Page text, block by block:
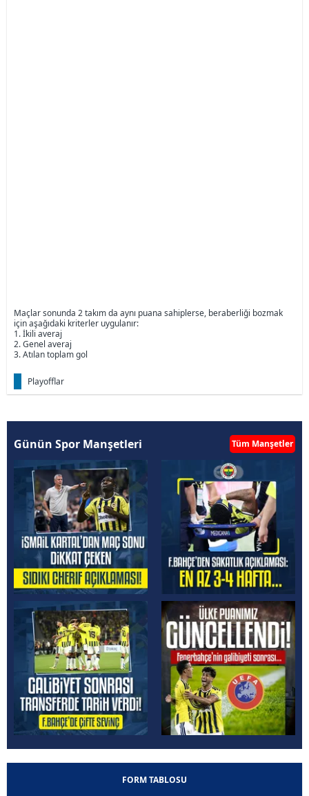
Maçlar sonunda 2 takım da aynı puana sahiplerse, beraberliği bozmak
için aşağıdaki kriterler uygulanır:
1. İkili averaj
2. Genel averaj
3. Atılan toplam gol
Playofflar
Günün Spor Manşetleri Tüm Manşetler
FORM TABLOSU